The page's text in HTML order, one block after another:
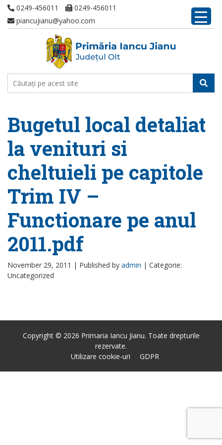
0249-456011
0249-456011
piancujianu@yahoo.com
Bugetul local detaliat
la venituri si
cheltuieli pe capitole
Trim IV –
Functionare pe anul
2011.pdf
November 29, 2011 | Published by admin | Categorie:
Uncategorized
Copyright © 2026 Primaria Iancu Jianu. Toate drepturile
rezervate.
Utilizare cookie-uri
GDPR